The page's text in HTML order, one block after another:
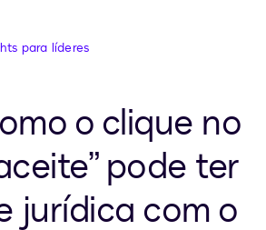
para líderes
o clique no
pode ter
jurídica com o